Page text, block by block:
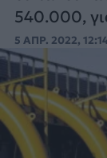
540.000,
5 ΑΠΡ. 2022,